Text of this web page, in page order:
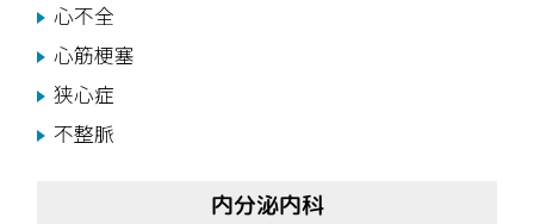
心不全
心筋梗塞
狭心症
不整脈
内分泌内科